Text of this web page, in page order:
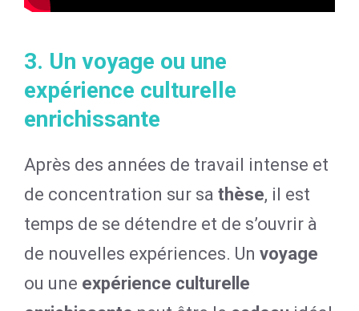
3. Un voyage ou une
expérience culturelle
enrichissante
Après des années de travail intense et
de concentration sur sa thèse, il est
temps de se détendre et de s’ouvrir à
de nouvelles expériences. Un voyage
ou une expérience culturelle